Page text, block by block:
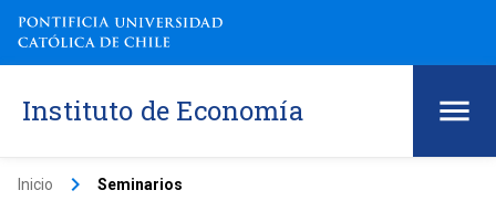
Instituto de Economía
Inicio keyboard_arrow_right Seminarios